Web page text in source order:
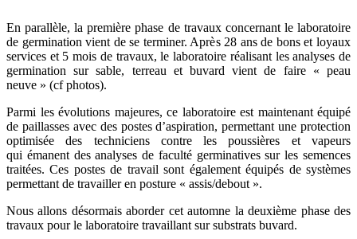
En parallèle, la première phase de travaux concernant le laboratoire
de germination vient de se terminer. Après 28 ans de bons et loyaux
services et 5 mois de travaux, le laboratoire réalisant les analyses de
germination sur sable, terreau et buvard vient de faire « peau
neuve » (cf photos).
Parmi les évolutions majeures, ce laboratoire est maintenant équipé
de paillasses avec des postes d’aspiration, permettant une protection
optimisée des techniciens contre les poussières et vapeurs
qui émanent des analyses de faculté germinatives sur les semences
traitées. Ces postes de travail sont également équipés de systèmes
permettant de travailler en posture « assis/debout ».
Nous allons désormais aborder cet automne la deuxième phase des
travaux pour le laboratoire travaillant sur substrats buvard.